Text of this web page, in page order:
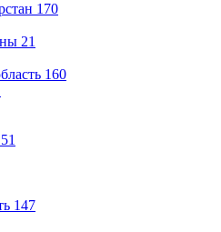
170
21
160
147